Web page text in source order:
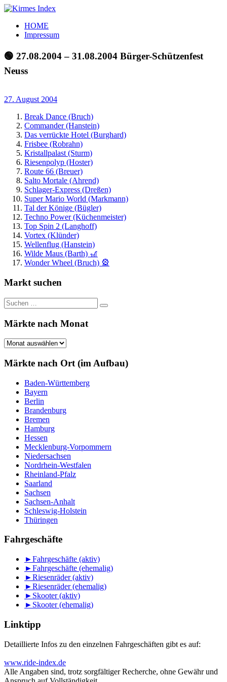
Zum
springen
Kirmes
Index
Tourpläne
der
letzten
Jahre
HOME
Impressum
🟢 27.08.2004 – 31.08.2004 Bürger-Schützenfest
Neuss
27. August 2004
Break Dance (Bruch)
Commander (Hanstein)
Das verrückte Hotel (Burghard)
Frisbee (Robrahn)
Kristallpalast (Sturm)
Riesenpolyp (Hoster)
Route 66 (Breuer)
Salto Mortale (Ahrend)
Schlager-Express (Dreßen)
Super Mario World (Markmann)
Tal der Könige (Bügler)
Techno Power (Küchenmeister)
Top Spin 2 (Langhoff)
Vortex (Klünder)
Wellenflug (Hanstein)
Wilde Maus (Barth) 🎢
Wonder Wheel (Bruch) 🎡
Markt suchen
Suchen
nach:
Suchen
Märkte nach Monat
Märkte
Monat
Märkte nach Ort (im Aufbau)
Baden-Württemberg
Bayern
Berlin
Brandenburg
Bremen
Hamburg
Hessen
Mecklenburg-Vorpommern
Niedersachsen
Nordrhein-Westfalen
Rheinland-Pfalz
Saarland
Sachsen
Sachsen-Anhalt
Schleswig-Holstein
Thüringen
Fahrgeschäfte
►Fahrgeschäfte (aktiv)
►Fahrgeschäfte (ehemalig)
►Riesenräder (aktiv)
►Riesenräder (ehemalig)
► Skooter (aktiv)
► Skooter (ehemalig)
Linktipp
Detaillierte Infos zu den einzelnen Fahrgeschäften gibt es auf:
www.ride-index.de
Alle Angaben sind, trotz sorgfältiger Recherche, ohne Gewähr und